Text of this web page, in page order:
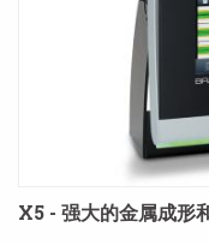
X5 - 强大的金属成形